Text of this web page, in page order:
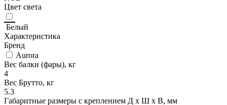
Цвет света
Белый
Характеристика
Бренд
Aurora
Вес балки (фары), кг
4
Вес Брутто, кг
5.3
Габаритные размеры с креплением Д x Ш x В, мм